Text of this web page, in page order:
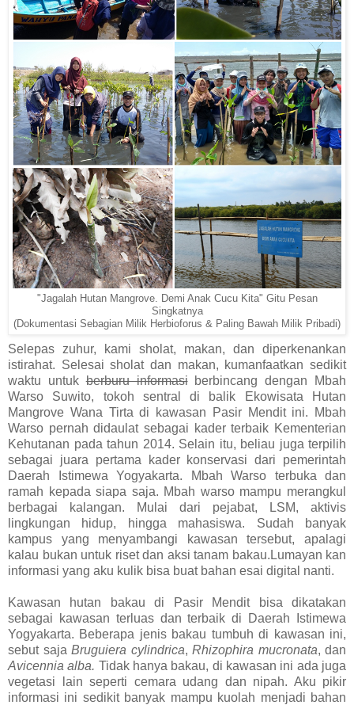
"Jagalah Hutan Mangrove. Demi Anak Cucu Kita" Gitu Pesan
Singkatnya
(Dokumentasi Sebagian Milik Herbioforus & Paling Bawah Milik Pribadi)
Selepas zuhur, kami sholat, makan, dan diperkenankan
istirahat. Selesai sholat dan makan, kumanfaatkan sedikit
waktu untukberburu informasiberbincang dengan Mbah
Warso Suwito, tokoh sentral di balik Ekowisata Hutan
Mangrove Wana Tirta di kawasan Pasir Mendit ini. Mbah
Warso pernah didaulat sebagai kader terbaik Kementerian
Kehutanan pada tahun 2014. Selain itu, beliau juga terpilih
sebagai juara pertama kader konservasi dari pemerintah
Daerah Istimewa Yogyakarta. Mbah Warso terbuka dan
ramah kepada siapa saja. Mbah warso mampu merangkul
berbagai kalangan. Mulai dari pejabat, LSM, aktivis
lingkungan hidup, hingga mahasiswa. Sudah banyak
kampus yang menyambangi kawasan tersebut, apalagi
kalau bukan untuk riset dan aksi tanam bakau.Lumayan kan
informasi yang aku kulik bisa buat bahan esai digital nanti.
Kawasan hutan bakau di Pasir Mendit bisa dikatakan
sebagai kawasan terluas dan terbaik di Daerah Istimewa
Yogyakarta. Beberapa jenis bakau tumbuh di kawasan ini,
sebut saja Bruguiera cylindrica, Rhizophira mucronata, dan
Avicennia alba. Tidak hanya bakau, di kawasan ini ada juga
vegetasi lain seperti cemara udang dan nipah. Aku pikir
informasi ini sedikit banyak mampu kuolah menjadi bahan